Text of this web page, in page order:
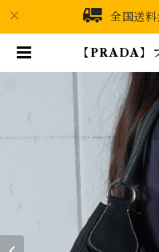
全国送
【PRADA】
バッグ